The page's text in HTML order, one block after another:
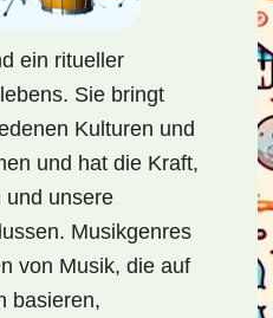
ein ritueller
Sie bringt
Kulturen und
und hat die Kraft,
und unsere
Musikgenres
von Musik, die auf
basieren,